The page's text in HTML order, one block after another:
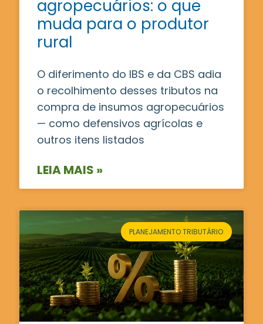
agropecuários: o que
muda para o produtor
rural
O diferimento do IBS e da CBS adia
o recolhimento desses tributos na
compra de insumos agropecuários
— como defensivos agrícolas e
outros itens listados
LEIA MAIS »
PLANEJAMENTO TRIBUTÁRIO